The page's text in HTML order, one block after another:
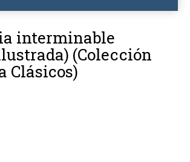
interminable
(Colección
Clásicos)